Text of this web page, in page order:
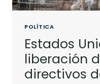
POLÍTICA
Estados
liberación
directivos